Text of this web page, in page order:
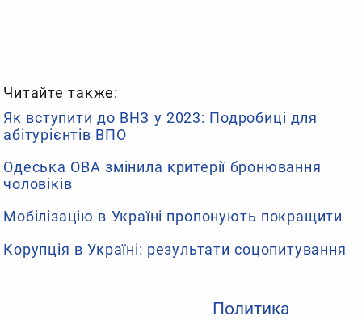
Политика
Читайте также:
Як вступити до ВНЗ у 2023: Подробиці для
абітурієнтів ВПО
Одеська ОВА змінила критерії бронювання
чоловіків
Мобілізацію в Україні пропонують покращити
Корупція в Україні: результати соцопитування